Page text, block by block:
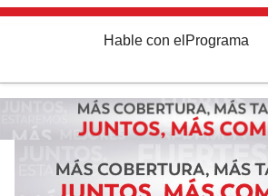
Hable con el Programa